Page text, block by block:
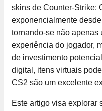
skins de Counter-Strike:
exponencialmente
tornando-se não apenas
experiência do jogador,
de investimento
digital, itens virtuais
CS2 são um excelente
Este artigo visa explorar